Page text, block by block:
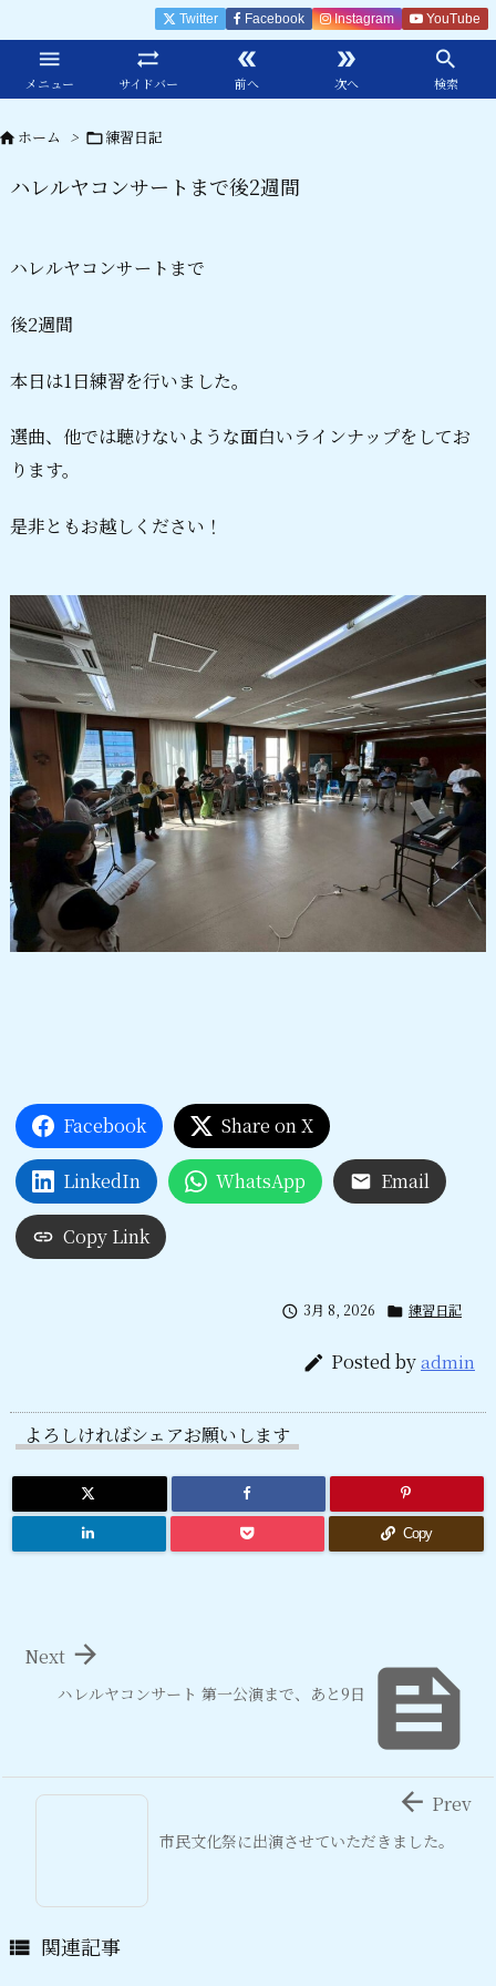

メニュー

サイドバー

前へ

次へ

検索
Twitter Facebook Instagram YouTube
ホーム > 練習日記
ハレルヤコンサートまで後2週間
ハレルヤコンサートまで
後2週間
本日は1日練習を行いました。
選曲、他では聴けないような面白いラインナップをしてお
ります。
是非ともお越しください！
Facebook Share on X
LinkedIn WhatsApp Email
Copy Link
 3月 8, 2026  練習日記
 Posted byadmin
よろしければシェアお願いします
Copy

ハレルヤコンサート 第一公演まで、あと9日

Next
市民文化祭に出演させていただきました。
 Prev
 関連記事